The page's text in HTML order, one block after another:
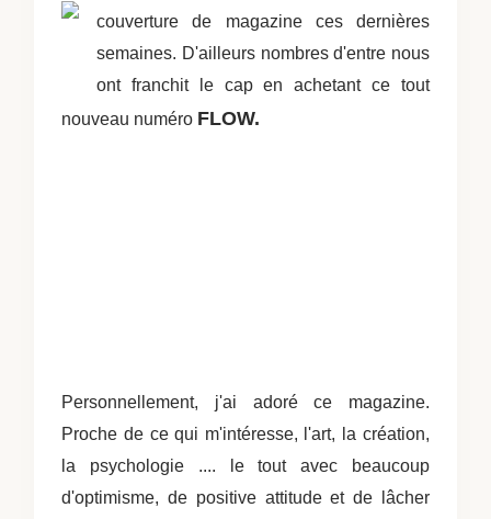
couverture de magazine ces dernières
semaines. D'ailleurs nombres d'entre nous
ont franchit le cap en achetant ce tout
nouveau numéro FLOW.
Personnellement, j'ai adoré ce magazine.
Proche de ce qui m'intéresse, l'art, la création,
la psychologie .... le tout avec beaucoup
d'optimisme, de positive attitude et de lâcher